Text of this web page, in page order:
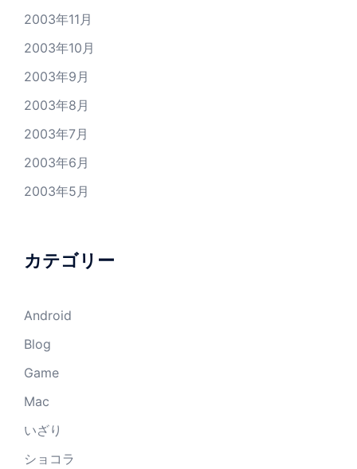
2003年11月
2003年10月
2003年9月
2003年8月
2003年7月
2003年6月
2003年5月
カテゴリー
Android
Blog
Game
Mac
いざり
ショコラ